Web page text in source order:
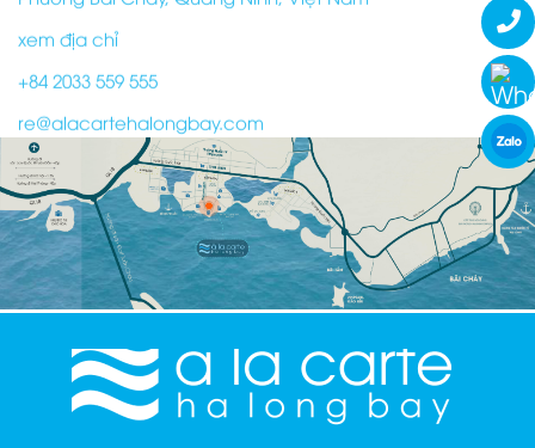
xem địa chỉ
+84 2033 559 555
re@alacartehalongbay.com